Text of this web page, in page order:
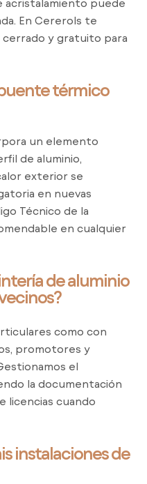
En Cererols te
y gratuito para
térmico
un elemento
de aluminio,
exterior se
en nuevas
Técnico de la
en cualquier
de aluminio
como con
promotores y
el
la documentación
licencias cuando
instalaciones de